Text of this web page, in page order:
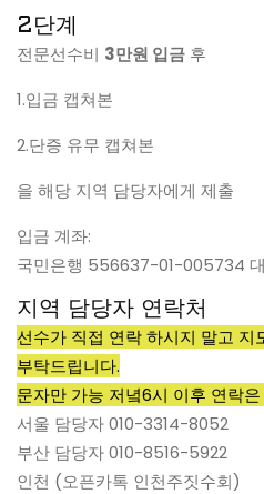
2단계
전문선수비 3만원 입금 후
1.입금 캡쳐본
2.단증 유무 캡쳐본
을 해당 지역 담당자에게 제출
입금 계좌:
국민은행 556637-01-005734
지역 담당자 연락처
선수가 직접 연락 하시지 말고 지
부탁드립니다.
문자만 가능 저녘6시 이후 연락
서울 담당자 010-3314-8052
부산 담당자 010-8516-5922
인천 (오픈카톡 인천주짓수회)